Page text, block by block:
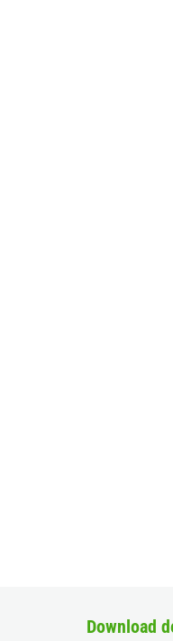
Download